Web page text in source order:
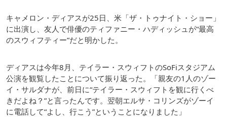
キャメロン・ディアスが25日、米「ザ・トゥナイト・ショー」
に出演し、友人で俳優のティファニー・ハディッシュが“最高
のスウィフティー”だと明かした。
ディアスは今年8月、テイラー・スウィフトのSoFiスタジアム
公演を観覧したことについて振り返った。「親友の1人のゾー
イ・サルダナが、前日に“テイラー・スウィフトを観に行くべ
きだよね？”と言ったんです。翌朝エルサ・コリンズがゾーイ
に電話して“よし、行こう”ということになりました」